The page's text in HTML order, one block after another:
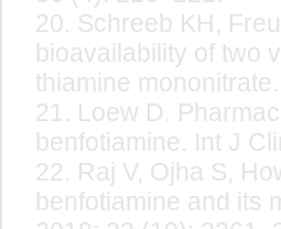
20. Schreeb KH,
bio­availability of two
thiamine
21. Loew D.
benfotiamine. Int J
22. Raj V, Ojha S,
benfotiamine and its